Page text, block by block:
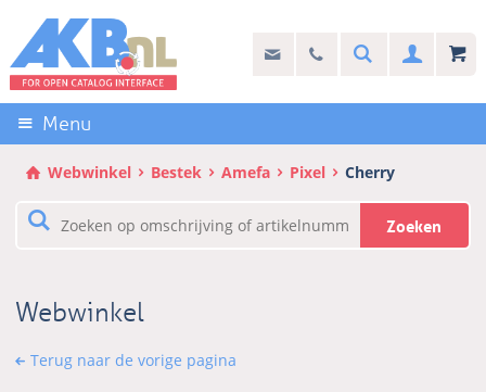
links
over
Direct
naar
de
inhoud
naar
info@akb.nl
Stel uw vraag
030 69 50 814Search
Menu
Webwinkel Bestek Amefa Pixel Cherry
Zoeken
Webwinkel
Terug naar de vorige pagina